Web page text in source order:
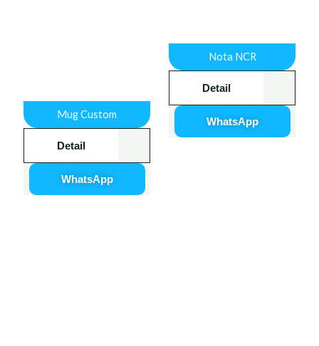
Nota NCR
Detail
WhatsApp
Mug Custom
Detail
WhatsApp